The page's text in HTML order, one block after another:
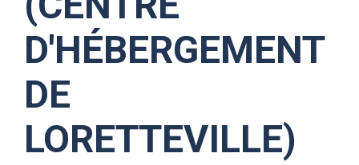
D'HÉBERGEMENT
DE
LORETTEVILLE)